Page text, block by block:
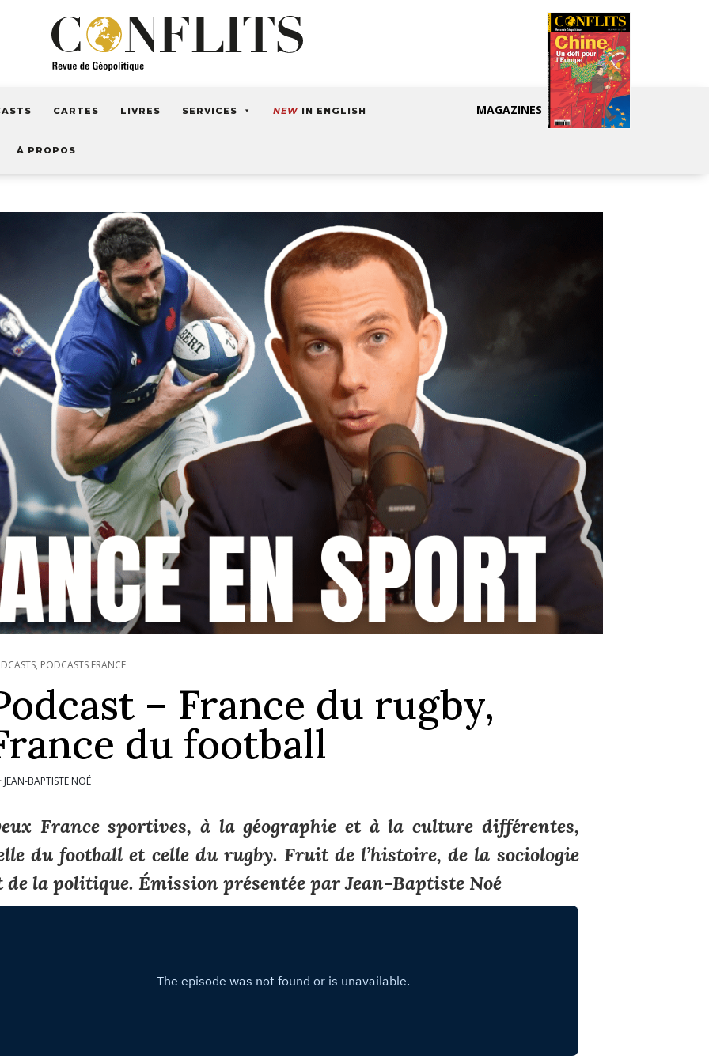
CARTES LIVRES SERVICES NEW IN ENGLISH
À PROPOS
MAGAZINES
, PODCASTS FRANCE
– France du rugby,
du football
JEAN-BAPTISTE NOÉ
France sportives, à la géographie et à la culture différentes,
du football et celle du rugby. Fruit de l’histoire, de la sociologie
de la politique. Émission présentée par Jean-Baptiste Noé